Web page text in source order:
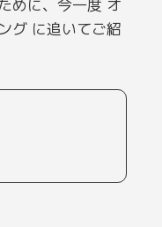
めに、今一度 オ
グ に追いてご紹